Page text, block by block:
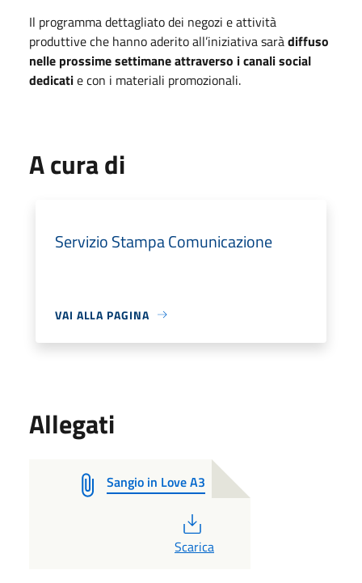
Il programma dettagliato dei negozi e attività
produttive che hanno aderito all’iniziativa saràdiffuso
nelle prossime settimane attraverso i canali social
dedicatie con i materiali promozionali.
A cura di
Servizio Stampa Comunicazione
VAI ALLA PAGINA
Allegati
Sangio in Love A3
Scarica